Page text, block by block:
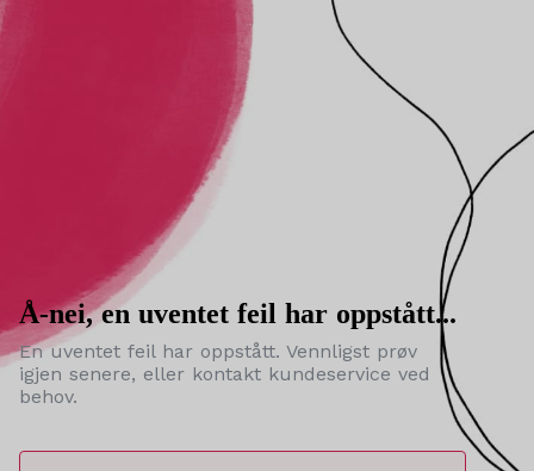
Å-nei, en uventet feil har oppstått...
En uventet feil har oppstått. Vennligst prøv
igjen senere, eller kontakt kundeservice ved
behov.